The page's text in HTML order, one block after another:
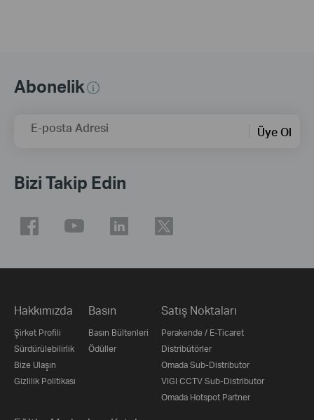
Abonelik
E-posta Adresi Üye Ol
Bizi Takip Edin
Hakkımızda
Şirket Profili
Sürdürülebilirlik
Bize Ulaşın
Gizlilik Politikası
Basın
Basın Bültenleri
Ödüller
Satış Noktaları
Perakende / E-Ticaret
Distribütörler
Omada Sub-Distributor
VIGI CCTV Sub-Distributor
Omada Hotspot Partner